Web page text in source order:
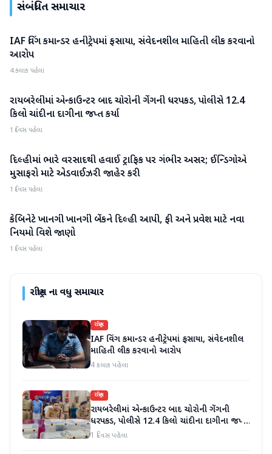
સંબંધિત સમાચાર
રાષ્ટ્રીય
IAF વિંગ કમાન્ડર હનીટ્રેપમાં ફસાયા, સંવેદનશીલ માહિતી લીક કરવાનો
આરોપ
4 કલાક પહેલા
રાષ્ટ્રીય
રાયબરેલીમાં એન્કાઉન્ટર બાદ ચોરોની ગેંગની ધરપકડ, પોલીસે 12.4
કિલો ચાંદીના દાગીના જપ્ત કર્યા
1 દિવસ પહેલા
રાષ્ટ્રીય
દિલ્હીમાં ભારે વરસાદથી હવાઈ ટ્રાફિક પર ગંભીર અસર; ઈન્ડિગોએ
મુસાફરો માટે એડવાઈઝરી જાહેર કરી
1 દિવસ પહેલા
રાષ્ટ્રીય
કેબિનેટે ખાનગી ખાનગી બેંકને દિલ્હી આપી, ફી અને પ્રવેશ માટે નવા
નિયમો વિશે જાણો
1 દિવસ પહેલા
રાષ્ટ્રીયના વધુ સમાચાર
રાષ્ટ્રીય
IAF વિંગ કમાન્ડર હનીટ્રેપમાં ફસાયા, સંવેદનશીલ
માહિતી લીક કરવાનો આરોપ
4 કલાક પહેલા
રાષ્ટ્રીય
રાયબરેલીમાં એન્કાઉન્ટર બાદ ચોરોની ગેંગની
ધરપકડ, પોલીસે 12.4 કિલો ચાંદીના દાગીના જપ્ત
કર્યા
1 દિવસ પહેલા